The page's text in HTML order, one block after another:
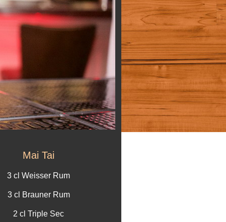
Mai Tai
3 cl Weisser Rum
3 cl Brauner Rum
2 cl Triple Sec